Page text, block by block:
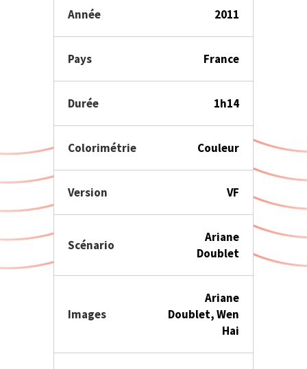
Année 2011
Pays France
Durée 1h14
Colorimétrie Couleur
Version VF
Scénario
Ariane
Doublet
Images
Ariane
Doublet, Wen
Hai